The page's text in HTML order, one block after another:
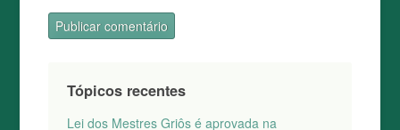
Tópicos recentes
Lei dos Mestres Griôs é aprovada na